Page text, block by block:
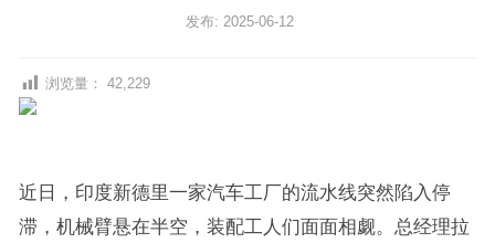
发布: 2025-06-12
浏览量： 42,229
近日，印度新德里一家汽车工厂的流水线突然陷入停
滞，机械臂悬在半空，装配工人们面面相觑。总经理拉